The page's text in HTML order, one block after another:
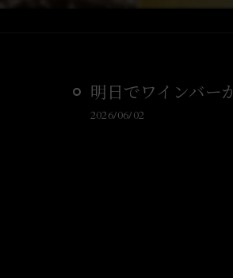
明日でワインバー
2026/06/02